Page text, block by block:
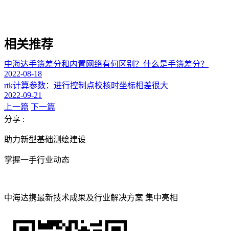
相关推荐
中海达手簿差分和内置网络有何区别？什么是手簿差分？
2022-08-18
rtk计算参数：进行控制点校核时坐标相差很大
2022-09-21
上一篇 下一篇
分享 :
助力新型基础测绘建设
掌握一手行业动态
中海达携最新技术成果及行业解决方案 集中亮相